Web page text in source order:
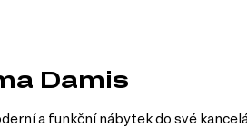
Damis
a funkční nábytek do své